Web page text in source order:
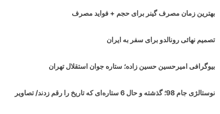
بهترین زمان مصرف گینر برای حجم + فواید مصرف
تصمیم نهائی رونالدو برای سفر به ایران
بیوگرافی امیرحسین حسین زاده؛ ستاره جوان استقلال تهران
نوستالژی جام 98؛ گذشته و حال 6 ستاره‌ای که تاریخ را رقم زدند/ تصاویر